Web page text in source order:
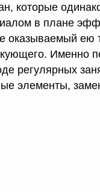
которые
в плане
оказываемый
Именно
регулярных
элементы,